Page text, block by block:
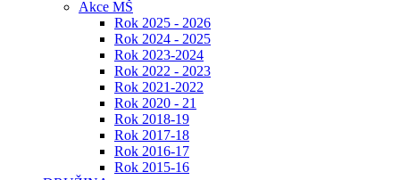
Akce MŠ
Rok 2025 - 2026
Rok 2024 - 2025
Rok 2023-2024
Rok 2022 - 2023
Rok 2021-2022
Rok 2020 - 21
Rok 2018-19
Rok 2017-18
Rok 2016-17
Rok 2015-16